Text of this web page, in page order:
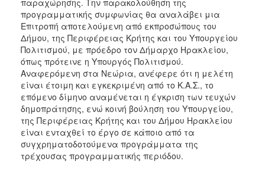
προγραμματικής συμφωνίας θα αναλάβει μια
Επιτροπή αποτελούμενη από εκπροσώπους του
Δήμου, της Περιφέρειας Κρήτης και του Υπουργείου
Πολιτισμού, με πρόεδρο τον Δήμαρχο Ηρακλείου,
όπως πρότεινε η Υπουργός Πολιτισμού.
Αναφερόμενη στα Νεώρια, ανέφερε ότι η μελέτη
είναι έτοιμη και εγκεκριμένη από το Κ.Α.Σ., το
επόμενο δίμηνο αναμένεται η έγκριση των τευχών
δημοπράτησης, ενώ κοινή βούληση του Υπουργείου,
της Περιφέρειας Κρήτης και του Δήμου Ηρακλείου
είναι ενταχθεί το έργο σε κάποιο από τα
συγχρηματοδοτούμενα προγράμματα της
τρέχουσας προγραμματικής περιόδου.